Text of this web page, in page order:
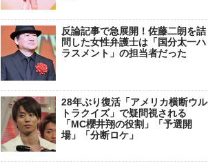
反論記事で急展開！佐藤二朗を詰
問した女性弁護士は「国分太一ハ
ラスメント」の担当者だった
28年ぶり復活「アメリカ横断ウル
トラクイズ」で疑問視される
「MC櫻井翔の役割」「予選開
場」「分断ロケ」